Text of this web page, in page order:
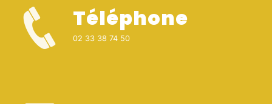
Téléphone
02 33 38 74 50